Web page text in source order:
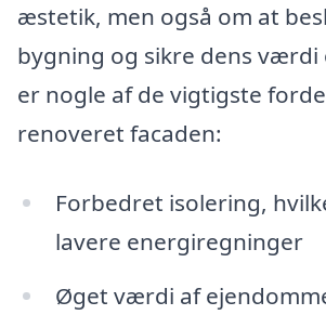
æstetik, men også om at
bygning og sikre dens værdi
er nogle af de vigtigste
renoveret facaden:
Forbedret isolering,
lavere energiregninger
Øget værdi af